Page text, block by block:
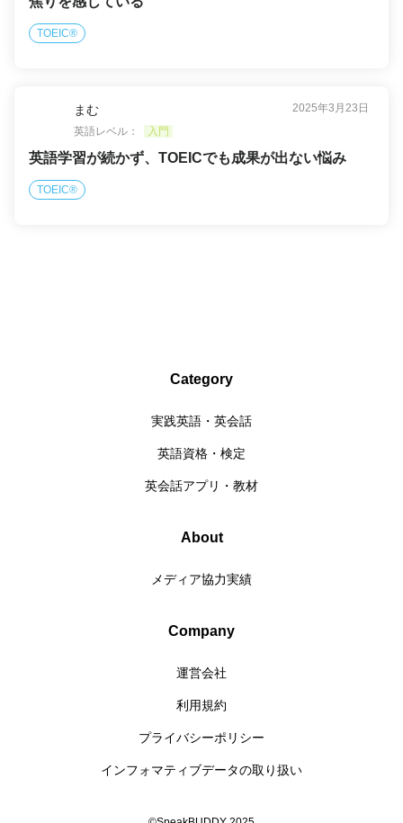
TOEIC®
まむ
2025年3月23日
英語レベル：
入門
英語学習が続かず、TOEICでも成果が出ない悩み
TOEIC®
Category
実践英語・英会話
英語資格・検定
英会話アプリ・教材
About
メディア協力実績
Company
運営会社
利用規約
プライバシーポリシー
インフォマティブデータの取り扱い